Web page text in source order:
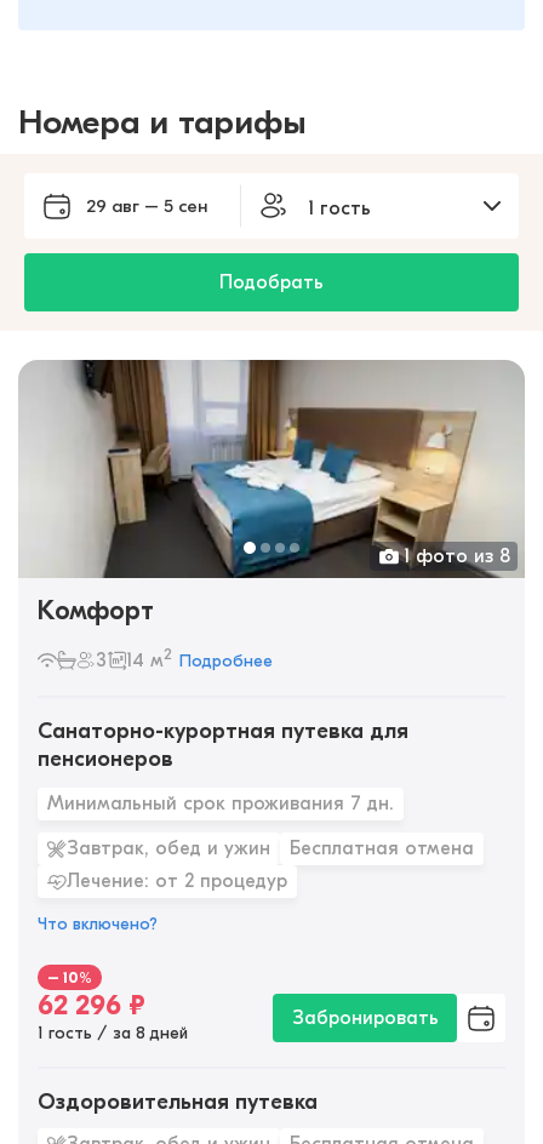
Номера и тарифы
29 авг – 5 сен 1 гость
Подобрать
1 фото из 8
Комфорт
3 14 м2 Подробнее
Санаторно-курортная путевка для
пенсионеров
Минимальный срок проживания 7 дн.
Завтрак, обед и ужин
Бесплатная отмена
Лечение: от 2 процедур
Что включено?
– 10%
62 296 ₽
1 гость / за 8 дней
Забронировать
Оздоровительная путевка